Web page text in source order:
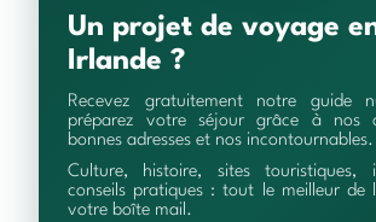
Un projet de voyage
Irlande ?
Recevez gratuitement notre guide
préparez votre séjour grâce à nos
bonnes adresses et nos incontournables.
Culture, histoire, sites touristiques,
conseils pratiques : tout le meilleur de
votre boîte mail.